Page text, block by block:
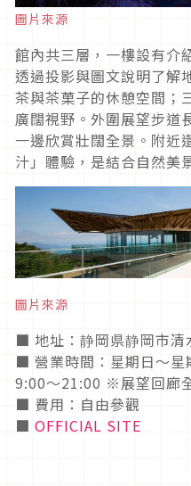
圖片來源
館內共三層，一樓設有介
透過投影與圖文說明了解
茶與茶菓子的休憩空間；
廣闊視野。外圍展望步道
一邊欣賞壯闊全景。附近
汁」體驗，是結合自然美
圖片來源
■ 地址：静岡県静岡市清
■ 營業時間：星期日～
9:00〜21:00 ※展望回廊
■ 費用：自由參觀
■ OFFICIAL SITE